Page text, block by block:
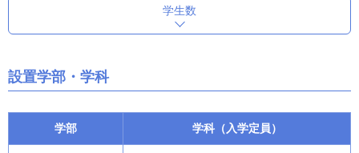
学生数
設置学部・学科
学部 学科（入学定員）